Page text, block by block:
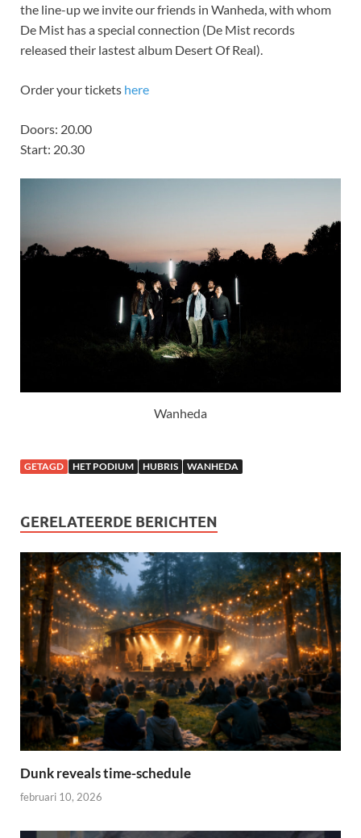
the line-up we invite our friends in Wanheda, with whom
De Mist has a special connection (De Mist records
released their lastest album Desert Of Real).
Order your tickets here
Doors: 20.00
Start: 20.30
Wanheda
GETAGD HET PODIUM HUBRIS WANHEDA
GERELATEERDE BERICHTEN
Dunk reveals time-schedule
februari 10, 2026